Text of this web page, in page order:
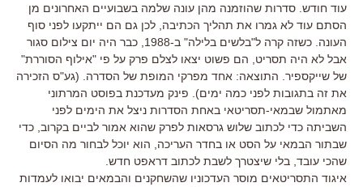
עוד חודש. סדרות שהוזמנה מהן עונה שלמה בשבועיים האחרונים מן
הסתם עוד לא גמרו את תהליך הכתיבה, לכן גם הם ייתקעו לפני סוף
העונה. כשזה קרה ל"בלשים בלילה" ב-1988, כבר היה יום צילום סגור
אבל לא היה תסריט, הם פשוט יצאו לצלם פרק על פי "אילוף הסוררת"
של שייקספיר. התוצאה: אחד מפרקי המופת של הסדרה. (גע"ס הזכירה
את זה בתגובות לפני כמה ימים). פינק מעדכנת בפוסט המרתוני
מאתמול שבמאי-תסריטאי באחת הסדרות ניצל את הימים לפני
השביתה כדי לכתוב שלוש גרסאות לפרק שהוא אמור לביים בקרוב, כדי
שבתור הבמאי על הסט או בחדר העריכה, הוא יוכל לבחור מה הסיום
שהכי עובד, בלי שיצטרך לשבת לכתוב דראפט חדש.
איגוד התסריטאים מוסר העדכוניו שהשחקנים והבמאים יבואו לעמדות